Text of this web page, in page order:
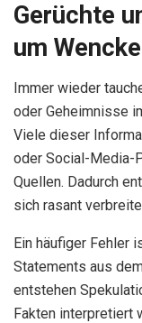
Gerüchte
um
Immer wieder
oder Geheimnisse
Viele dieser
oder Social-Media-
Quellen. Dadurch
sich rasant
Ein häufiger Fehler
Statements aus
entstehen
Fakten interpretiert